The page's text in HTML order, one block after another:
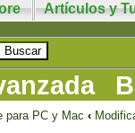
Artículos y
para PC y Mac ‹